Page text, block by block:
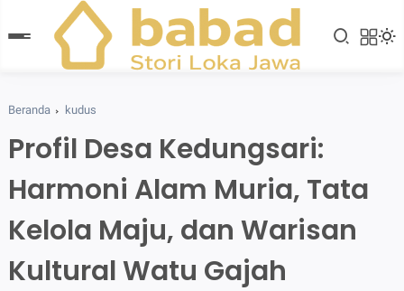
Beranda kudus
Profil Desa Kedungsari:
Harmoni Alam Muria, Tata
Kelola Maju, dan Warisan
Kultural Watu Gajah